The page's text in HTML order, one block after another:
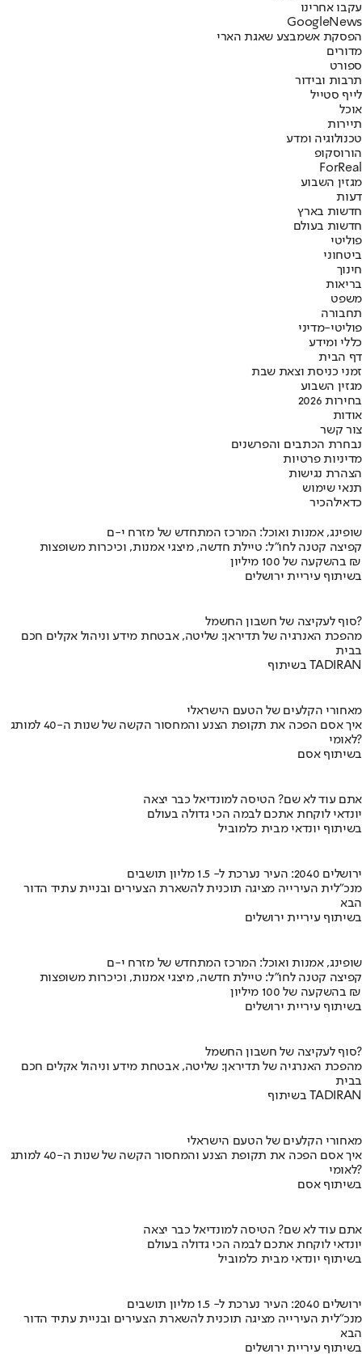
עקבו אחרינו
Googl eNews
הפסקת אשמבצע שאגת הארי
מדורים
ספורט
תרבות ובידור
לייף סטייל
אוכל
תיירות
טכנולוגיה ומדע
הורוסקופ
ForReal
מגזין השבוע
דעות
חדשות בארץ
חדשות בעולם
פוליטי
ביטחוני
חינוך
בריאות
משפט
תחבורה
פוליטי-מדיני
כללי ומידע
דף הבית
זמני כניסת וצאת שבת
מגזין השבוע
בחירות 2026
אודות
צור קשר
נבחרת הכתבים והפרשנים
מדיניות פרטיות
הצהרת נגישות
תנאי שימוש
כדאילהכיר
שופינג, אמנות ואוכל: המרכז המתחדש של מזרח י-ם
קפיצה קטנה לחו"ל: טיילת חדשה, מיצגי אמנות, וכיכרות משופצות
בהשקעה של 100 מיליון ₪
בשיתוף עיריית ירושלים
סוף לעקיצה של חשבון החשמל?
מהפכת האנרגיה של תדיראן: שליטה, אבטחת מידע וניהול אקלים חכם
בבית
בשיתוף TADIRAN
מאחורי הקלעים של הטעם הישראלי
איך אסם הפכה את תקופת הצנע והמחסור הקשה של שנות ה-40 למותג
לאומי?
בשיתוף אסם
אתם עוד לא שם? הטיסה למונדיאל כבר יצאה
יונדאי לוקחת אתכם לבמה הכי גדולה בעולם
בשיתוף יונדאי מבית כלמוביל
ירושלים 2040: העיר נערכת ל- 1.5 מליון תושבים
מנכ"לית העירייה מציגה תוכנית להשארת הצעירים ובניית עתיד הדור
הבא
בשיתוף עיריית ירושלים
שופינג, אמנות ואוכל: המרכז המתחדש של מזרח י-ם
קפיצה קטנה לחו"ל: טיילת חדשה, מיצגי אמנות, וכיכרות משופצות
בהשקעה של 100 מיליון ₪
בשיתוף עיריית ירושלים
סוף לעקיצה של חשבון החשמל?
מהפכת האנרגיה של תדיראן: שליטה, אבטחת מידע וניהול אקלים חכם
בבית
בשיתוף TADIRAN
מאחורי הקלעים של הטעם הישראלי
איך אסם הפכה את תקופת הצנע והמחסור הקשה של שנות ה-40 למותג
לאומי?
בשיתוף אסם
אתם עוד לא שם? הטיסה למונדיאל כבר יצאה
יונדאי לוקחת אתכם לבמה הכי גדולה בעולם
בשיתוף יונדאי מבית כלמוביל
ירושלים 2040: העיר נערכת ל- 1.5 מליון תושבים
מנכ"לית העירייה מציגה תוכנית להשארת הצעירים ובניית עתיד הדור
הבא
בשיתוף עיריית ירושלים